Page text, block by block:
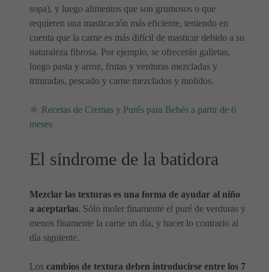
sopa), y luego alimentos que son grumosos o que
requieren una masticación más eficiente, teniendo en
cuenta que la carne es más difícil de masticar debido a su
naturaleza fibrosa. Por ejemplo, se ofrecerán galletas,
luego pasta y arroz, frutas y verduras mezcladas y
trituradas, pescado y carne mezclados y molidos.
🔆 Recetas de Cremas y Purés para Bebés a partir de 6
meses
El síndrome de la batidora
Mezclar las texturas es una forma de ayudar al niño
a aceptarlas. Sólo moler finamente el puré de verduras y
menos finamente la carne un día, y hacer lo contrario al
día siguiente.
Los cambios de textura deben introducirse entre los 7